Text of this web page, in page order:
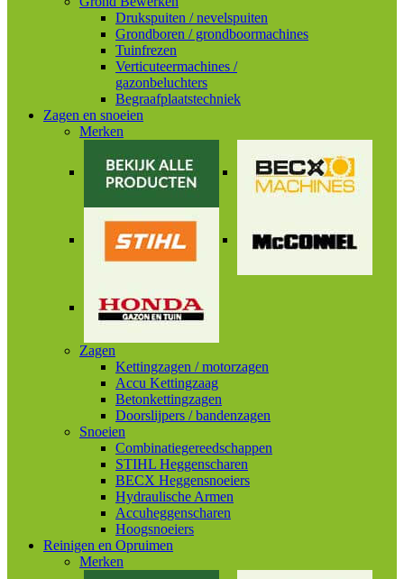
Drukspuiten / nevelspuiten
Grondboren / grondboormachines
Tuinfrezen
Verticuteermachines /
gazonbeluchters
Begraafplaatstechniek
Zagen en snoeien
Merken
Zagen
Kettingzagen / motorzagen
Accu Kettingzaag
Betonkettingzagen
Doorslijpers / bandenzagen
Snoeien
Combinatiegereedschappen
STIHL Heggenscharen
BECX Heggensnoeiers
Hydraulische Armen
Accuheggenscharen
Hoogsnoeiers
Reinigen en Opruimen
Merken